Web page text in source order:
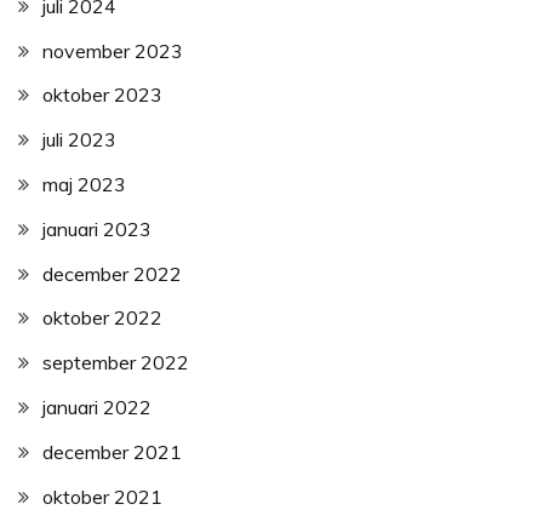
juli 2024
november 2023
oktober 2023
juli 2023
maj 2023
januari 2023
december 2022
oktober 2022
september 2022
januari 2022
december 2021
oktober 2021